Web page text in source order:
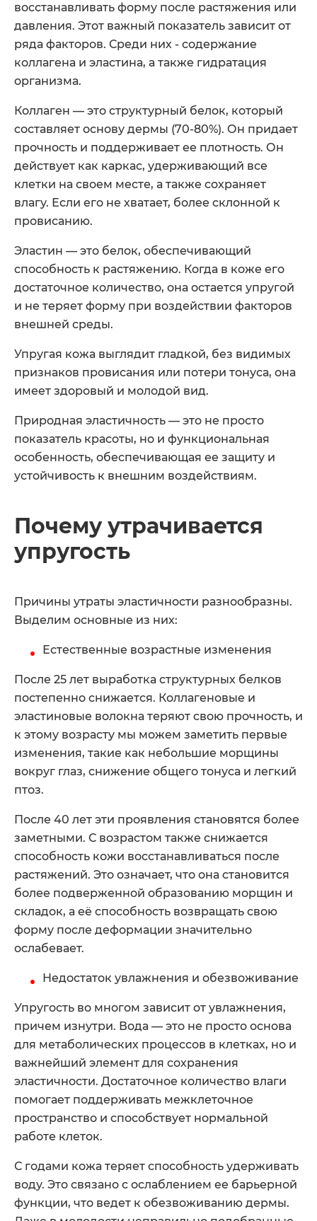
восстанавливать форму после растяжения или
давления. Этот важный показатель зависит от
ряда факторов. Среди них - содержание
коллагена и эластина, а также гидратация
организма.
Коллаген — это структурный белок, который
составляет основу дермы (70-80%). Он придает
прочность и поддерживает ее плотность. Он
действует как каркас, удерживающий все
клетки на своем месте, а также сохраняет
влагу. Если его не хватает, более склонной к
провисанию.
Эластин — это белок, обеспечивающий
способность к растяжению. Когда в коже его
достаточное количество, она остается упругой
и не теряет форму при воздействии факторов
внешней среды.
Упругая кожа выглядит гладкой, без видимых
признаков провисания или потери тонуса, она
имеет здоровый и молодой вид.
Природная эластичность — это не просто
показатель красоты, но и функциональная
особенность, обеспечивающая ее защиту и
устойчивость к внешним воздействиям.
Почему утрачивается
упругость
Причины утраты эластичности разнообразны.
Выделим основные из них:
Естественные возрастные изменения
После 25 лет выработка структурных белков
постепенно снижается. Коллагеновые и
эластиновые волокна теряют свою прочность, и
к этому возрасту мы можем заметить первые
изменения, такие как небольшие морщины
вокруг глаз, снижение общего тонуса и легкий
птоз.
После 40 лет эти проявления становятся более
заметными. С возрастом также снижается
способность кожи восстанавливаться после
растяжений. Это означает, что она становится
более подверженной образованию морщин и
складок, а её способность возвращать свою
форму после деформации значительно
ослабевает.
Недостаток увлажнения и обезвоживание
Упругость во многом зависит от увлажнения,
причем изнутри. Вода — это не просто основа
для метаболических процессов в клетках, но и
важнейший элемент для сохранения
эластичности. Достаточное количество влаги
помогает поддерживать межклеточное
пространство и способствует нормальной
работе клеток.
С годами кожа теряет способность удерживать
воду. Это связано с ослаблением ее барьерной
функции, что ведет к обезвоживанию дермы.